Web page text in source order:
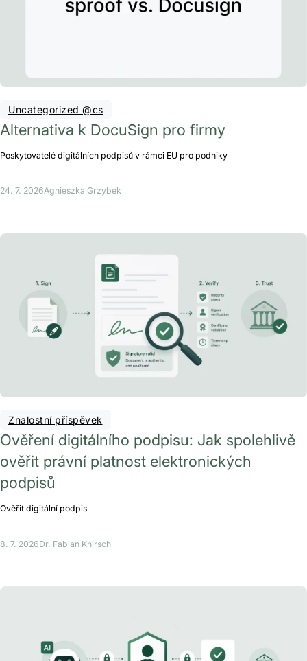
Uncategorized @cs
Alternativa k DocuSign pro firmy
Poskytovatelé digitálních podpisů v rámci EU pro podniky
24. 7. 2026Agnieszka Grzybek
Znalostní příspěvek
Ověření digitálního podpisu: Jak spolehlivě
ověřit právní platnost elektronických
podpisů
Ověřit digitální podpis
8. 7. 2026Dr. Fabian Knirsch